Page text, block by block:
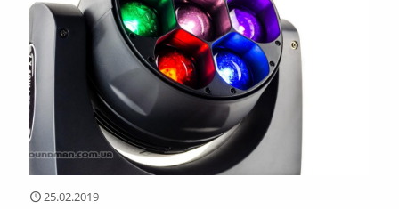
25.02.2019